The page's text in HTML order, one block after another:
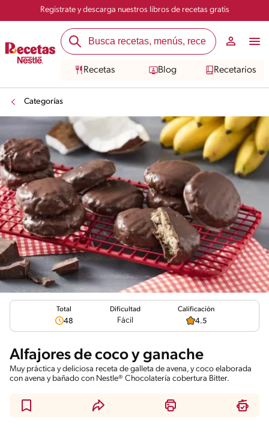
Registrate y descarga nuestros libros de recetas gratis
Recetas Blog Recetarios
Categorías
Total
48
Dificultad
Fácil
Calificación
4.5
Alfajores de coco y ganache
Muy práctica y deliciosa receta de galleta de avena, y coco elaborada
con avena y bañado con Nestle® Chocolatería cobertura Bitter.